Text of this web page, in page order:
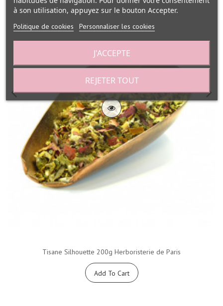
Tisane Silhouette 200g Herboristerie de Paris
Add To Cart
à son utilisation, appuyez sur le bouton Accepter.
Politique de cookies Personnaliser les cookies
REJETER TOUT
J'ACCEPTE